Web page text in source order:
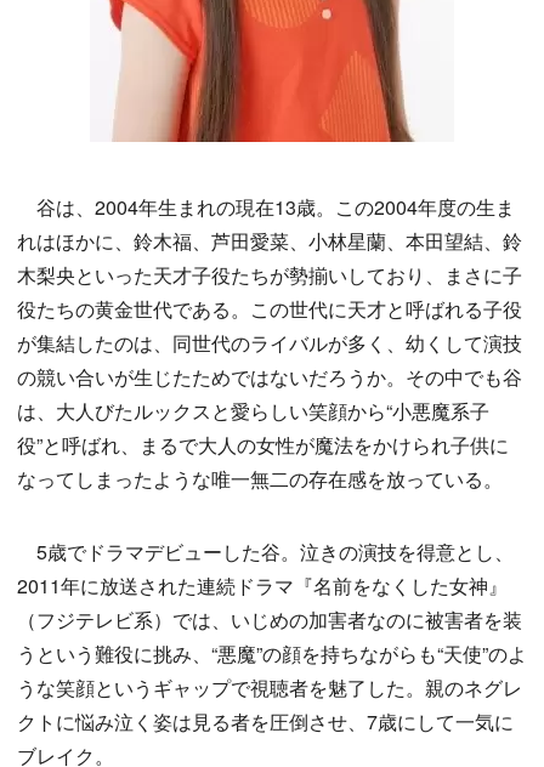
谷は、2004年生まれの現在13歳。この2004年度の生ま
れはほかに、鈴木福、芦田愛菜、小林星蘭、本田望結、鈴
木梨央といった天才子役たちが勢揃いしており、まさに子
役たちの黄金世代である。この世代に天才と呼ばれる子役
が集結したのは、同世代のライバルが多く、幼くして演技
の競い合いが生じたためではないだろうか。その中でも谷
は、大人びたルックスと愛らしい笑顔から“小悪魔系子
役”と呼ばれ、まるで大人の女性が魔法をかけられ子供に
なってしまったような唯一無二の存在感を放っている。
5歳でドラマデビューした谷。泣きの演技を得意とし、
2011年に放送された連続ドラマ『名前をなくした女神』
（フジテレビ系）では、いじめの加害者なのに被害者を装
うという難役に挑み、“悪魔”の顔を持ちながらも“天使”のよ
うな笑顔というギャップで視聴者を魅了した。親のネグレ
クトに悩み泣く姿は見る者を圧倒させ、7歳にして一気に
ブレイク。